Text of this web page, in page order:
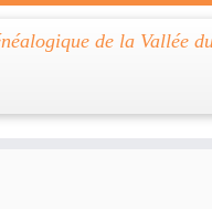
de la Vallée